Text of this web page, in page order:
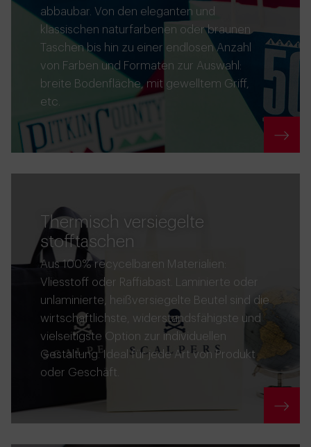
abbaubar. Von den eleganten und
klassischen naturfarbenen oder braunen
Taschen bis hin zu einer endlosen Anzahl
von Farben und Formaten zur Auswahl:
breite Bodenfläche, mit gewelltem Griff,
etc.
Thermisch versiegelte
stofftaschen
Aus 100% recycelbaren Materialien:
Vliesstoff oder Raffiabast. Laminierte oder
unlaminierte, heißversiegelte Beutel sind die
wirtschaftlichste, widerstandsfähigste und
vielseitigste Option zur individuellen
Gestaltung. Ideal für jede Art von Produkt
oder Geschäft.